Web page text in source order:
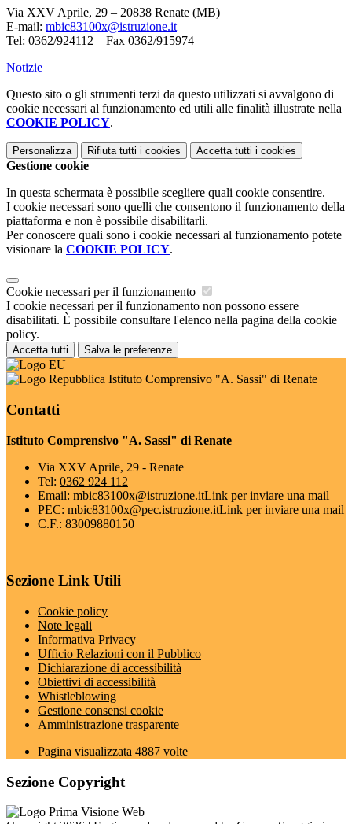
Via XXV Aprile, 29 – 20838 Renate (MB)
E-mail: mbic83100x@istruzione.it
Tel: 0362/924112 – Fax 0362/915974
Notizie
Questo sito o gli strumenti terzi da questo utilizzati si avvalgono di
cookie necessari al funzionamento ed utili alle finalità illustrate nella
COOKIE POLICY.
Personalizza Rifiuta tutti i cookies Accetta tutti i cookies
Gestione cookie
In questa schermata è possibile scegliere quali cookie consentire.
I cookie necessari sono quelli che consentono il funzionamento della
piattaforma e non è possibile disabilitarli.
Per conoscere quali sono i cookie necessari al funzionamento potete
visionare la COOKIE POLICY.
Cookie necessari per il funzionamento
I cookie necessari per il funzionamento non possono essere
disabilitati. È possibile consultare l'elenco nella pagina della cookie
policy.
Accetta tutti Salva le preferenze
Istituto Comprensivo "A. Sassi" di Renate
Contatti
Istituto Comprensivo "A. Sassi" di Renate
Via XXV Aprile, 29 - Renate
Tel: 0362 924 112
Email: mbic83100x@istruzione.itLink per inviare una mail
PEC: mbic83100x@pec.istruzione.itLink per inviare una mail
C.F.: 83009880150
Sezione Link Utili
Cookie policy
Note legali
Informativa Privacy
Ufficio Relazioni con il Pubblico
Dichiarazione di accessibilità
Obiettivi di accessibilità
Whistleblowing
Gestione consensi cookie
Amministrazione trasparente
Pagina visualizzata 4887 volte
Sezione Copyright